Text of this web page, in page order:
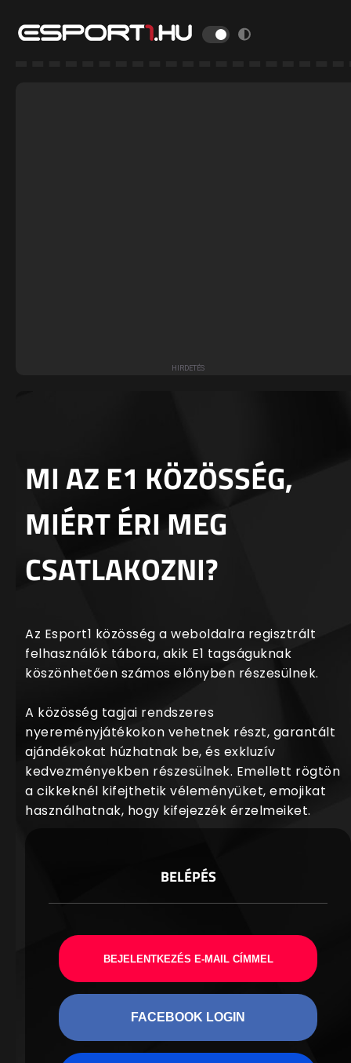
MI AZ E1 KÖZÖSSÉG,
MIÉRT ÉRI MEG
CSATLAKOZNI?
Az Esport1 közösség a weboldalra regisztrált
felhasználók tábora, akik E1 tagságuknak
köszönhetően számos előnyben részesülnek.
A közösség tagjai rendszeres
nyereményjátékokon vehetnek részt, garantált
ajándékokat húzhatnak be, és exkluzív
kedvezményekben részesülnek. Emellett rögtön
a cikkeknél kifejthetik véleményüket, emojikat
használhatnak, hogy kifejezzék érzelmeiket.
BELÉPÉS
BEJELENTKEZÉS E-MAIL CÍMMEL
FACEBOOK LOGIN